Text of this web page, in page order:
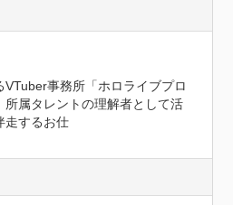
事務所「ホロライブプロ
所属タレントの理解者として活
走するお仕